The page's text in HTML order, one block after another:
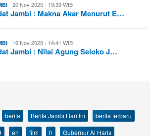
20 Nov 2025 - 19:39 WIB
Jambi : Makna Akar Menurut E…
16 Nov 2025 - 14:41 WIB
Jambi : Nilai Agung Seloko J…
berita Berita Jambi Hari Ini
berita terbaru
en film fr
Gubernur Al Haris